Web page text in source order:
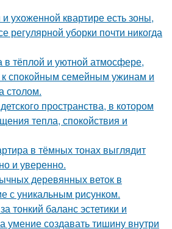
ухоженной квартире есть зоны,
регулярной уборки почти никогда
тёплой и уютной атмосфере,
к спокойным семейным ужинам и
столом.
пространства, в котором
тепла, спокойствия и
в тёмных тонах выглядит
и уверенно.
деревянных веток в
с уникальным рисунком.
тонкий баланс эстетики и
умение создавать тишину внутри